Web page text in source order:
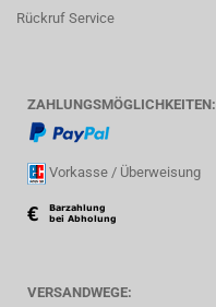
Rückruf Service
ZAHLUNGSMÖGLICHKEITEN:
Vorkasse / Überweisung
VERSANDWEGE: